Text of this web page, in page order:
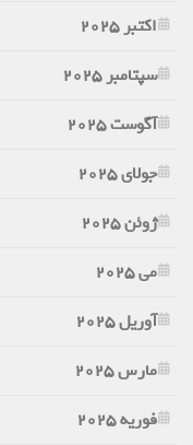
اکتبر 2025
سپتامبر 2025
آگوست 2025
جولای 2025
ژوئن 2025
می 2025
آوریل 2025
مارس 2025
فوریه 2025